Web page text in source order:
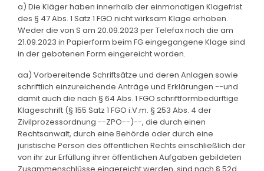
a) Die Kläger haben innerhalb der einmonatigen Klagefrist
des § 47 Abs. 1 Satz 1 FGO nicht wirksam Klage erhoben.
Weder die von S am 20.09.2023 per Telefax noch die am
21.09.2023 in Papierform beim FG eingegangene Klage sind
in der gebotenen Form eingereicht worden.
aa) Vorbereitende Schriftsätze und deren Anlagen sowie
schriftlich einzureichende Anträge und Erklärungen --und
damit auch die nach § 64 Abs. 1 FGO schriftformbedürftige
Klageschrift (§ 155 Satz 1 FGO i.V.m. § 253 Abs. 4 der
Zivilprozessordnung --ZPO--)--, die durch einen
Rechtsanwalt, durch eine Behörde oder durch eine
juristische Person des öffentlichen Rechts einschließlich der
von ihr zur Erfüllung ihrer öffentlichen Aufgaben gebildeten